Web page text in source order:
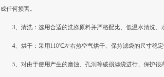
成任何损害。
3、清洗：选用合适的洗涤原料并严格配比、低温水清洗、
4、烘干：采用110℃左右热空气烘干、保持滤袋的尺寸稳
5、对由于使用产生的磨蚀、孔洞等破损滤袋进行、保护很